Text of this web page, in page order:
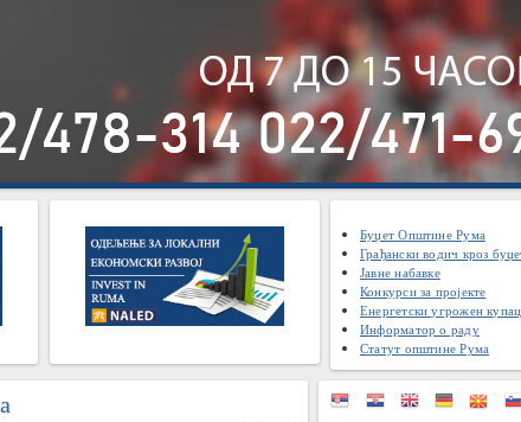
Буџет Општине Рума
Грађански водич кроз
Јавне набавке
Конкурси за пројекте
Енергетски угрожен купац
Информатор о раду
Статут општине Рума